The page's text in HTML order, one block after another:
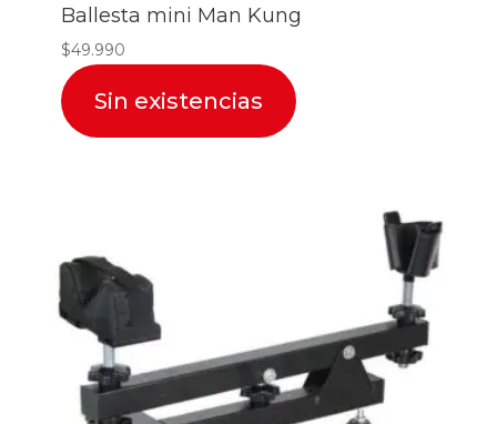
Ballesta mini Man Kung
$49.990
Sin existencias